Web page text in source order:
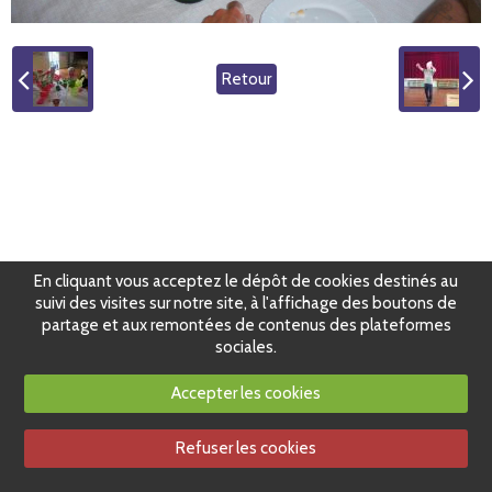
Retour
En cliquant vous acceptez le dépôt de cookies destinés au
suivi des visites sur notre site, à l'affichage des boutons de
partage et aux remontées de contenus des plateformes
sociales.
Accepter les cookies
Refuser les cookies